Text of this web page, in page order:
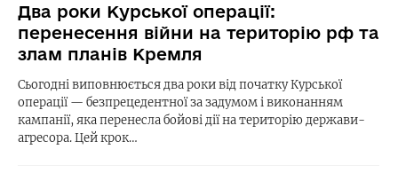
Два роки Курської операції:
перенесення війни на територію рф та
злам планів Кремля
Сьогодні виповнюється два роки від початку Курської
операції — безпрецедентної за задумом і виконанням
кампанії, яка перенесла бойові дії на територію держави-
агресора. Цей крок…